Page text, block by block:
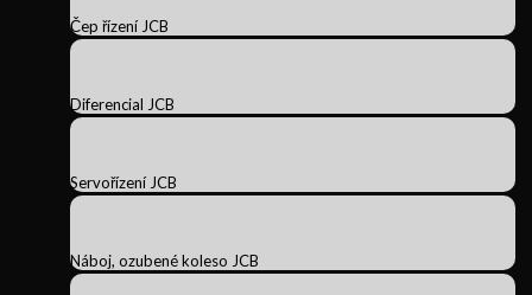
Čep řízení JCB
Diferencial JCB
Servořízení JCB
Náboj, ozubené koleso JCB